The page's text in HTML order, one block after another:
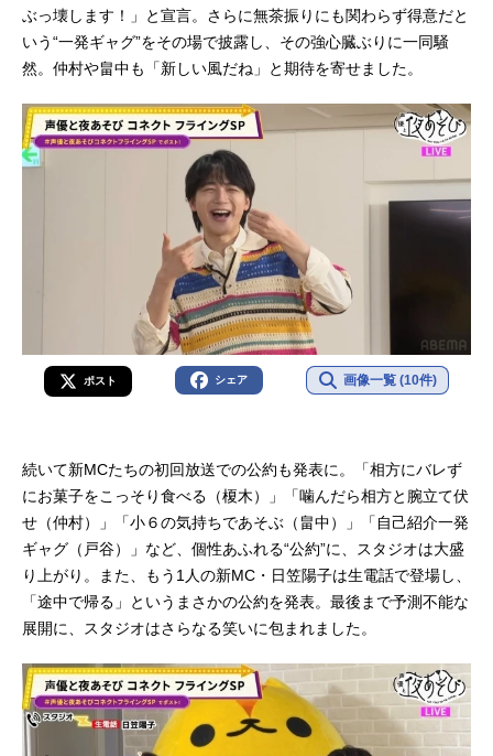
ぶっ壊します！」と宣言。さらに無茶振りにも関わらず得意だと
いう“一発ギャグ”をその場で披露し、その強心臓ぶりに一同騒
然。仲村や畠中も「新しい風だね」と期待を寄せました。
ポスト シェア 画像一覧 (10件)
続いて新MCたちの初回放送での公約も発表に。「相方にバレず
にお菓子をこっそり食べる（榎木）」「噛んだら相方と腕立て伏
せ（仲村）」「小６の気持ちであそぶ（畠中）」「自己紹介一発
ギャグ（戸谷）」など、個性あふれる“公約”に、スタジオは大盛
り上がり。また、もう1人の新MC・日笠陽子は生電話で登場し、
「途中で帰る」というまさかの公約を発表。最後まで予測不能な
展開に、スタジオはさらなる笑いに包まれました。